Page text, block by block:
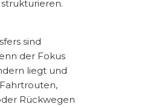
sind
der Fokus
liegt und
Rückwegen